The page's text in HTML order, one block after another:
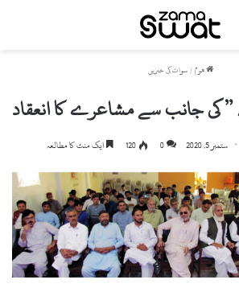
ھوم / سوات کی خبریں
کی جانب سے مشاعرے کا انعقاد
ستمبر 5, 2020 0
120 ایک منٹ کا مطالعہ